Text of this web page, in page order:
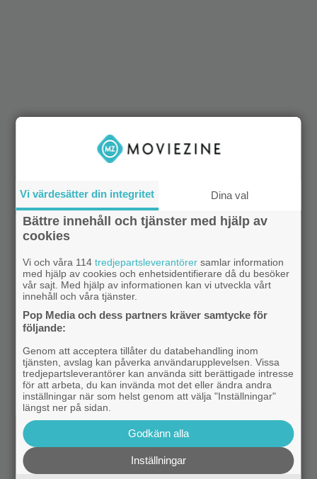
Vi värdesätter din integritet Dina val
Bättre innehåll och tjänster med hjälp av
cookies
Vi och våra 114tredjepartsleverantörer samlar information
med hjälp av cookies och enhetsidentifierare då du besöker
vår sajt. Med hjälp av informationen kan vi utveckla vårt
innehåll och våra tjänster.
Pop Media och dess partners kräver samtycke för
följande:
Genom att acceptera tillåter du databehandling inom
tjänsten, avslag kan påverka användarupplevelsen. Vissa
tredjepartsleverantörer kan använda sitt berättigade intresse
för att arbeta, du kan invända mot det eller ändra andra
inställningar när som helst genom att välja "Inställningar"
längst ner på sidan.
Godkänn alla
Inställningar